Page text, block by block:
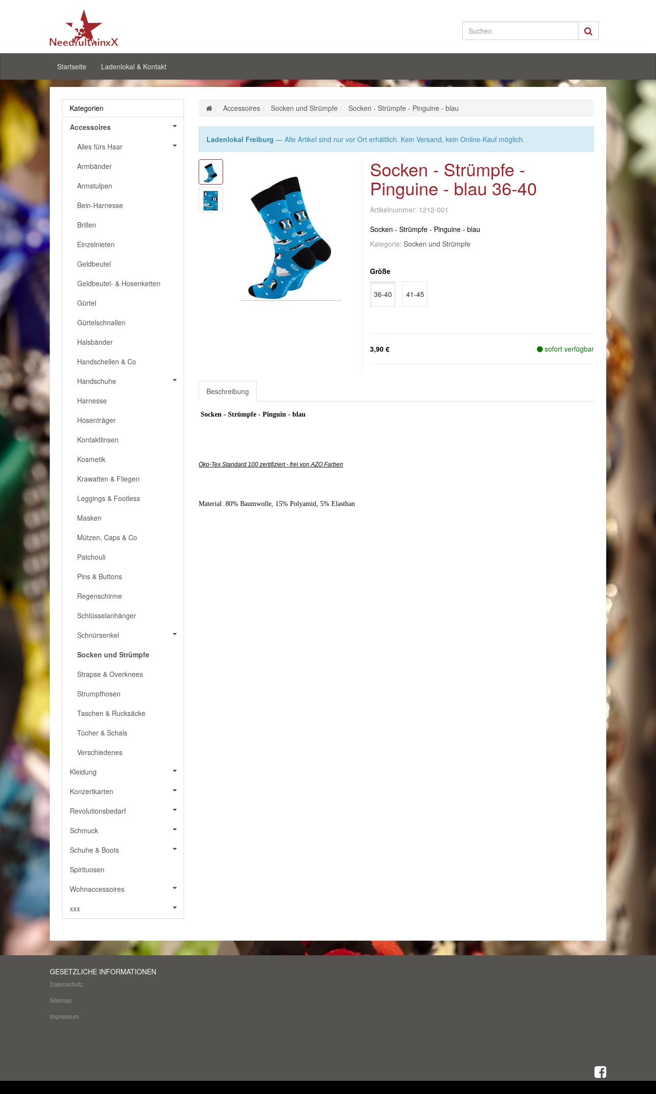
Startseite Ladenlokal & Kontakt
Accessoires Socken und Strümpfe Socken - Strümpfe - Pinguine - blau
Ladenlokal Freiburg — Alle Artikel sind nur vor Ort erhältlich. Kein Versand, kein Online-Kauf möglich.
Socken - Strümpfe -
Pinguine - blau 36-40
Artikelnummer: 1212-001
Socken - Strümpfe - Pinguine - blau
Kategorie: Socken und Strümpfe
Größe
36-40 41-45
3,90 € sofort verfügbar
Beschreibung
Socken - Strümpfe - Pinguin - blau
Öko-Tex Standard 100 zertifiziert - frei von AZO Farben
Material: 80% Baumwolle, 15% Polyamid, 5% Elasthan
Kategorien
Accessoires
Alles fürs Haar
Armbänder
Armstulpen
Bein-Harnesse
Brillen
Einzelnieten
Geldbeutel
Geldbeutel- & Hosenketten
Gürtel
Gürtelschnallen
Halsbänder
Handschellen & Co
Handschuhe
Harnesse
Hosenträger
Kontaktlinsen
Kosmetik
Krawatten & Fliegen
Leggings & Footless
Masken
Mützen, Caps & Co
Patchouli
Pins & Buttons
Regenschirme
Schlüsselanhänger
Schnürsenkel
Socken und Strümpfe
Strapse & Overknees
Strumpfhosen
Taschen & Rucksäcke
Tücher & Schals
Verschiedenes
Kleidung
Konzertkarten
Revolutionsbedarf
Schmuck
Schuhe & Boots
Spirituosen
Wohnaccessoires
xxx
GESETZLICHE INFORMATIONEN
Datenschutz
Sitemap
Impressum